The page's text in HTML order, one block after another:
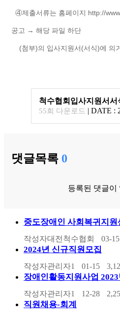
④제출서류는 홈페이지 http://
공고 → 해당 파일 하단
(첨부)의 입사지원서(서식)에 의
척수협회입사지원서서
55회 다운로드 | DATE :
댓글목록 0
등록된 댓글이
중도장애인 사회복귀지원
작성자대전척수협회 03-15
2024년 신규직원모집
작성자관리자1 01-15
장애인활동지원사업
작성자관리자1 12-28
직원채용-회계